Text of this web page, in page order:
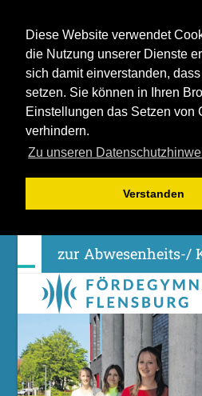
Diese Website verwendet
die Nutzung unserer Dienste
sich damit einverstanden,
setzen. Sie können in Ihren
Einstellungen das Setzen von
verhindern.
Zu unseren
Verstanden
zur Abwesenheits-/
Open
mobile
menu
Close
mobile
menu